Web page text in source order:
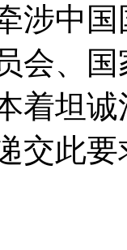
涉中
会、
着坦
交此要